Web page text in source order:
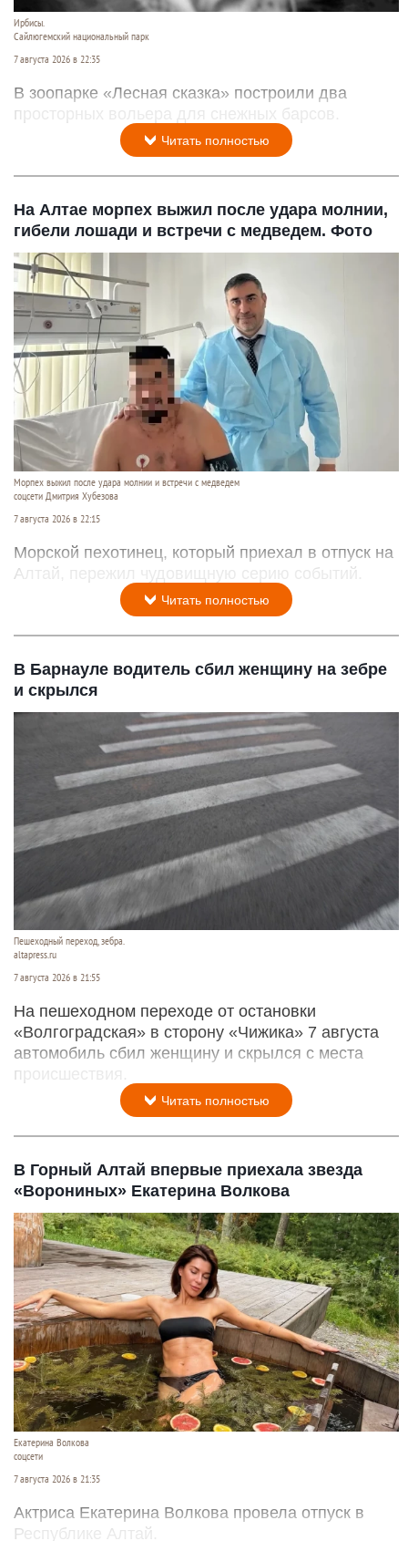
Ирбисы.
Сайлюгемский национальный парк
7 августа 2026 в 22:35
В зоопарке «Лесная сказка» построили два
просторных вольера для снежных барсов.
Читать полностью
На Алтае морпех выжил после удара молнии,
гибели лошади и встречи с медведем. Фото
Морпех выжил после удара молнии и встречи с медведем
соцсети Дмитрия Хубезова
7 августа 2026 в 22:15
Морской пехотинец, который приехал в отпуск на
Алтай, пережил чудовищную серию событий.
Читать полностью
В Барнауле водитель сбил женщину на зебре
и скрылся
Пешеходный переход, зебра.
altapress.ru
7 августа 2026 в 21:55
На пешеходном переходе от остановки
«Волгоградская» в сторону «Чижика» 7 августа
автомобиль сбил женщину и скрылся с места
происшествия.
Читать полностью
В Горный Алтай впервые приехала звезда
«Ворониных» Екатерина Волкова
Екатерина Волкова
соцсети
7 августа 2026 в 21:35
Актриса Екатерина Волкова провела отпуск в
Республике Алтай.